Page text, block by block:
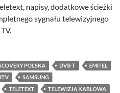
napisy, dodatkowe ścieżki
sygnału telewizyjnego
POLSKA DVB-T
EMITEL
SAMSUNG
TELETEXT
TELEWIZJA KABLOWA